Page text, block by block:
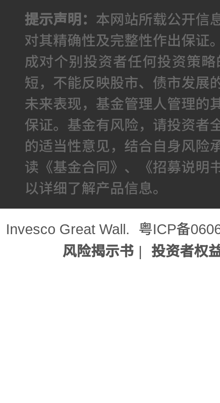
提示声明： 本网站所载公开信
对其精确性及完整性作出保证
成对个别投资者任何投资策
短，不能反映股市、债市发展
未来表现，基金管理人管理的
保证。基金有风险，请投资者
的适当性意见，结合自身风险
读《基金合同》、《招募说明
以详细了解产品信息。
Invesco Great Wall.
粤ICP备
风险揭示书 | 投资者权